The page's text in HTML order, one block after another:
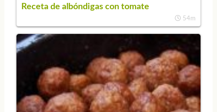
Receta de albóndigas con tomate
54m